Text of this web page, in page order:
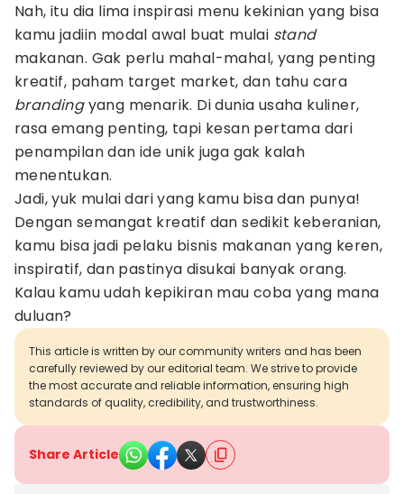
Nah, itu dia lima inspirasi menu kekinian yang bisa
kamu jadiin modal awal buat mulai stand
makanan. Gak perlu mahal-mahal, yang penting
kreatif, paham target market, dan tahu cara
brandingyang menarik. Di dunia usaha kuliner,
rasa emang penting, tapi kesan pertama dari
penampilan dan ide unik juga gak kalah
menentukan.
Jadi, yuk mulai dari yang kamu bisa dan punya!
Dengan semangat kreatif dan sedikit keberanian,
kamu bisa jadi pelaku bisnis makanan yang keren,
inspiratif, dan pastinya disukai banyak orang.
Kalau kamu udah kepikiran mau coba yang mana
duluan?
This article is written by our community writers and has been
carefully reviewed by our editorial team. We strive to provide
the most accurate and reliable information, ensuring high
standards of quality, credibility, and trustworthiness.
Share Article